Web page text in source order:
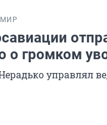
о громком
управлял